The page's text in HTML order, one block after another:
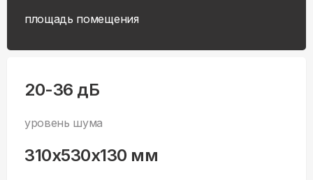
площадь помещения
20-36 дБ
уровень шума
310x530x130 мм